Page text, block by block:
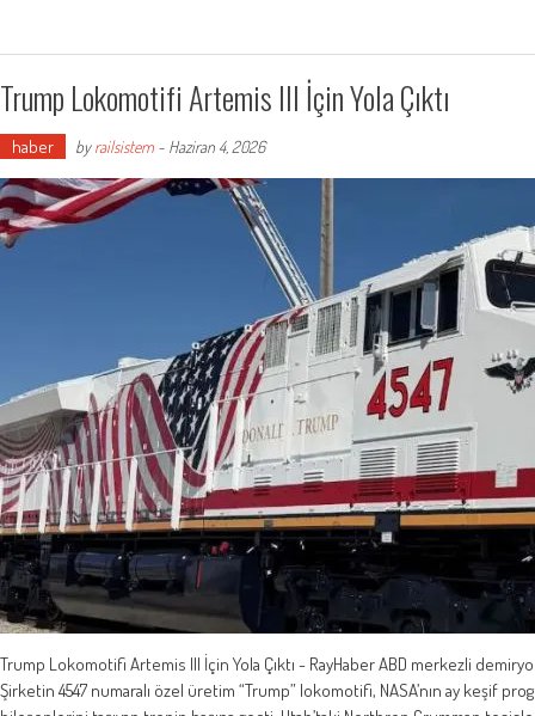
Trump Lokomotifi Artemis III İçin Yola Çıktı
haber byrailsistem - Haziran 4, 2026
Trump Lokomotifi Artemis III İçin Yola Çıktı - RayHaber ABD merkezli
Şirketin 4547 numaralı özel üretim “Trump” lokomotifi, NASA’nın ay keşif